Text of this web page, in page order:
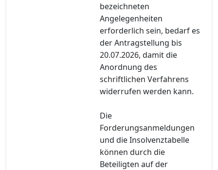
bezeichneten
Angelegenheiten
erforderlich sein, bedarf es
der Antragstellung bis
20.07.2026, damit die
Anordnung des
schriftlichen Verfahrens
widerrufen werden kann.
Die
Forderungsanmeldungen
und die Insolvenztabelle
können durch die
Beteiligten auf der